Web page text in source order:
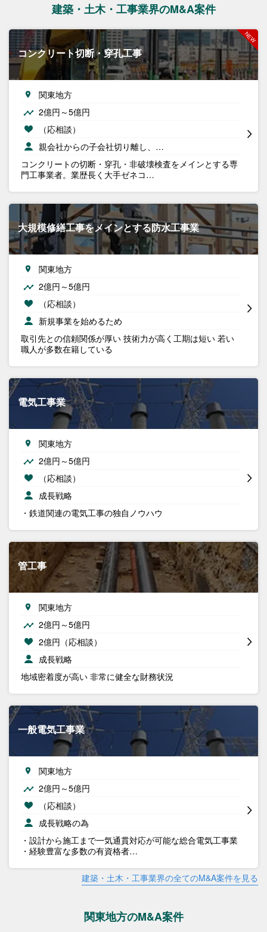
建築・土木・工事業界のM&A案件
コンクリート切断・穿孔工事
関東地方
2億円～5億円
（応相談）
親会社からの子会社切り離し、…
コンクリートの切断・穿孔・非破壊検査をメインとする専
門工事業者。業歴長く大手ゼネコ…
大規模修繕工事をメインとする防水工事業
関東地方
2億円～5億円
（応相談）
新規事業を始めるため
取引先との信頼関係が厚い 技術力が高く工期は短い 若い
職人が多数在籍している
電気工事業
関東地方
2億円～5億円
（応相談）
成長戦略
・鉄道関連の電気工事の独自ノウハウ
管工事
関東地方
2億円～5億円
2億円（応相談）
成長戦略
地域密着度が高い 非常に健全な財務状況
一般電気工事業
関東地方
2億円～5億円
（応相談）
成長戦略の為
・設計から施工まで一気通貫対応が可能な総合電気工事業
・経験豊富な多数の有資格者…
建築・土木・工事業界の全てのM&A案件を見る
関東地方のM&A案件